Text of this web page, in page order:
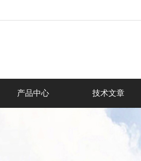
产品中心 技术文章